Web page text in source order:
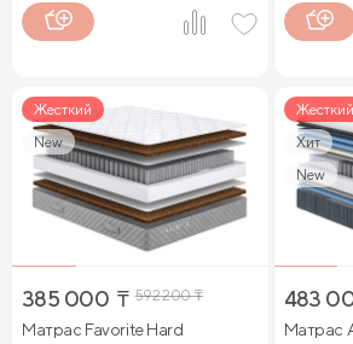
Жесткий
New
385 000 ₸ 592 200₸
Матрас Favorite Hard
Жесткий
Хит
New
483
Матрас